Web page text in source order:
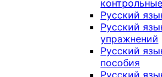
Русский
Русский
упражнений
Русский
пособия
Русский